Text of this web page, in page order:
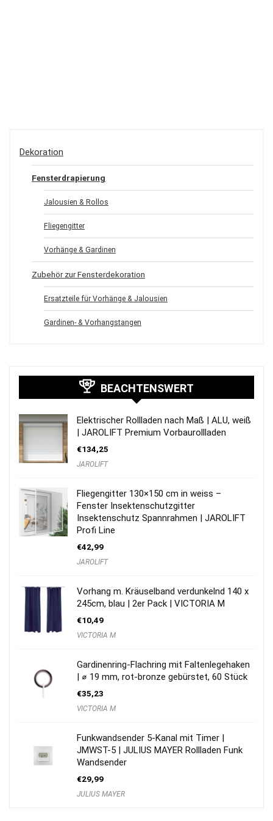
Dekoration
Fensterdrapierung
Jalousien & Rollos
Fliegengitter
Vorhänge & Gardinen
Zubehör zur Fensterdekoration
Ersatzteile für Vorhänge & Jalousien
Gardinen- & Vorhangstangen
BEACHTENSWERT
Elektrischer Rollladen nach Maß | ALU, weiß
| JAROLIFT Premium Vorbaurollladen
€134,25
JAROLIFT
Fliegengitter 130×150 cm in weiss –
Fenster Insektenschutzgitter
Insektenschutz Spannrahmen | JAROLIFT
Profi Line
€42,99
JAROLIFT
Vorhang m. Kräuselband verdunkelnd 140 x
245cm, blau | 2er Pack | VICTORIA M
€10,49
VICTORIA M
Gardinenring-Flachring mit Faltenlegehaken
| ⌀ 19 mm, rot-bronze gebürstet, 60 Stück
€35,23
VICTORIA M
Funkwandsender 5-Kanal mit Timer |
JMWST-5 | JULIUS MAYER Rollladen Funk
Wandsender
€29,99
JULIUS MAYER